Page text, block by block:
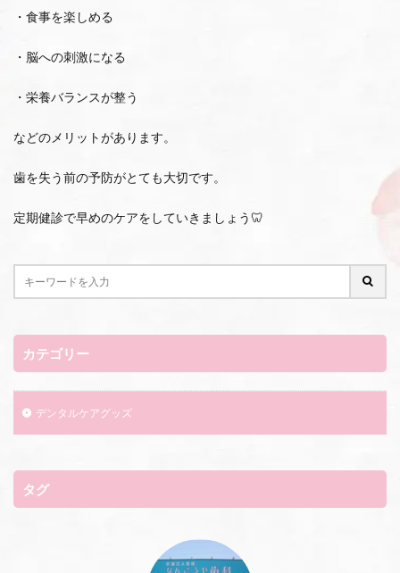
・食事を楽しめる
・脳への刺激になる
・栄養バランスが整う
などのメリットがあります。
歯を失う前の予防がとても大切です。
定期健診で早めのケアをしていきましょう🦷
カテゴリー
デンタルケアグッズ
タグ